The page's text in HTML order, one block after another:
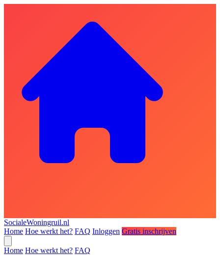
SocialeWoningruil.nl
Home Hoe werkt het? FAQ Inloggen Gratis inschrijven
Home Hoe werkt het? FAQ